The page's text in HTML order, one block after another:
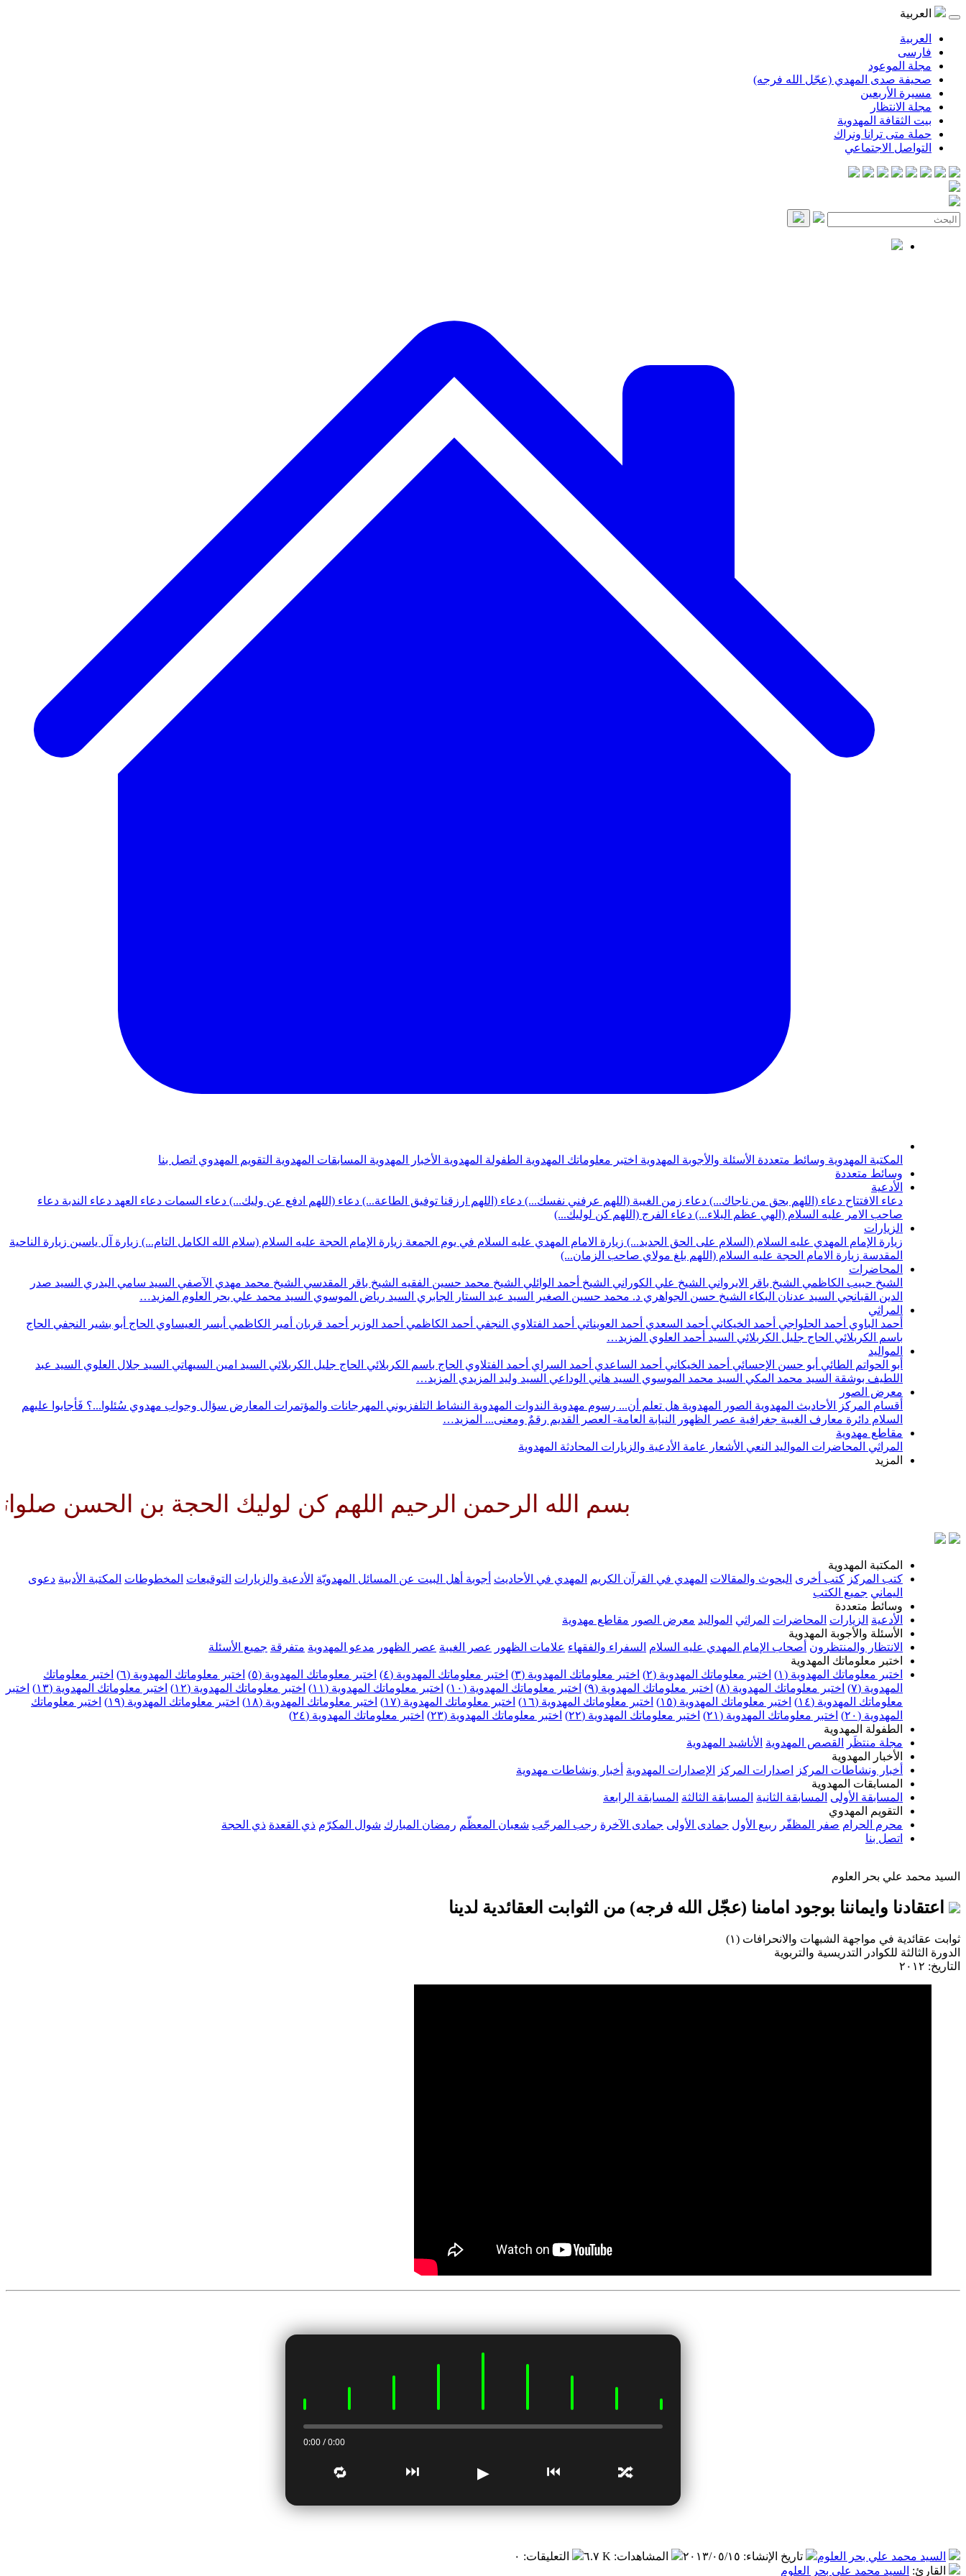
العربية
العربية
فارسی
مجلة الموعود
صحيفة صدى المهدي (عجّل الله فرجه)
مسيرة الأربعين
مجلة الانتظار
بيت الثقافة المهدوية
حملة متى ترانا ونراك
التواصل الاجتماعي
المكتبة المهدوية وسائط متعددة الأسئلة والأجوبة المهدوية اختبر معلوماتك المهدوية الطفولة المهدوية الأخبار المهدوية المسابقات المهدوية التقويم المهدوي اتصل بنا
وسائط متعددة
الأدعية
دعاء الافتتاح دعاء (اللهم بحق من ناجاك...) دعاء زمن الغيبة (اللهم عرفني نفسك...) دعاء (اللهم ارزقنا توفيق الطاعة...) دعاء (اللهم ادفع عن وليك...) دعاء السمات دعاء العهد دعاء الندبة دعاء
صاحب الامر عليه السلام (الهي عظم البلاء...) دعاء الفرج (اللهم كن لوليك...)
الزيارات
زيارة الإمام المهدي عليه السلام (السلام على الحق الجديد...) زيارة الامام المهدي عليه السلام في يوم الجمعة زيارة الإمام الحجة عليه السلام (سلام الله الكامل التام...) زيارة آل ياسين زيارة الناحية
المقدسة زيارة الامام الحجة عليه السلام (اللهم بلغ مولاي صاحب الزمان...)
المحاضرات
الشيخ حبيب الكاظمي الشيخ باقر الايرواني الشيخ علي الكوراني الشيخ أحمد الوائلي الشيخ محمد حسين الفقيه الشيخ باقر المقدسي الشيخ محمد مهدي الآصفي السيد سامي البدري السيد صدر
الدين القبانجي السيد عدنان البكاء الشيخ حسن الجواهري د. محمد حسين الصغير السيد عبد الستار الجابري السيد رياض الموسوي السيد محمد علي بحر العلوم المزيد…
المراثي
أحمد الباوي أحمد الحلواجي أحمد الخيكاني أحمد السعدي أحمد العويناتي أحمد الفتلاوي النجفي أحمد الكاظمي أحمد الوزير أحمد قربان أمير الكاظمي أيسر العيساوي الحاج أبو بشير النجفي الحاج
باسم الكربلائي الحاج جليل الكربلائي السيد أحمد العلوي المزيد…
المواليد
أبو الحواتم الطائي أبو حسن الإحسائي أحمد الخيكاني أحمد الساعدي أحمد السراي أحمد الفتلاوي الحاج باسم الكربلائي الحاج جليل الكربلائي السيد امين السيهاتي السيد جلال العلوي السيد عبد
اللطيف بوشقة السيد محمد المكي السيد محمد الموسوي السيد هاني الوداعي السيد وليد المزيدي المزيد…
معرض الصور
أقسام المركز
الأحاديث المهدوية الصور المهدوية هل تعلم أن... رسوم مهدوية الندوات المهدوية النشاط التلفزيوني المهرجانات والمؤتمرات المعارض سؤال وجواب مهدوي سُئلوا...؟ فَأجابوا عليهم
السلام دائرة معارف الغيبة جغرافية عصر الظهور النيابة العامة- العصر القديم رقمٌ ومعنى... المزيد…
مقاطع مهدوية
المراثي المحاضرات المواليد النعي الأشعار عامة الأدعية والزيارات المحادثة المهدوية
المزيد
بسم الله الرحمن الرحيم اللهم كن لوليك الحجة بن الحسن صلواتك عليه
المكتبة المهدوية
كتب المركز كتب أخرى البحوث والمقالات المهدي في القرآن الكريم المهدي في الأحاديث أجوبة أهل البيت عن المسائل المهدويّة الأدعية والزيارات التوقيعات المخطوطات المكتبة الأدبية دعوى
اليماني جميع الكتب
وسائط متعددة
الأدعية الزيارات المحاضرات المراثي المواليد معرض الصور مقاطع مهدوية
الأسئلة والأجوبة المهدوية
الانتظار والمنتظرون أصحاب الإمام المهدي عليه السلام السفراء والفقهاء علامات الظهور عصر الغيبة عصر الظهور مدعو المهدوية متفرقة جميع الأسئلة
اختبر معلوماتك المهدوية
اختبر معلوماتك المهدوية (١)
اختبر معلوماتك المهدوية (٢) اختبر معلوماتك المهدوية (٣) اختبر معلوماتك المهدوية (٤) اختبر معلوماتك المهدوية (٥) اختبر معلوماتك المهدوية (٦)
اختبر معلوماتك
المهدوية (٧)
اختبر معلوماتك المهدوية (٨) اختبر معلوماتك المهدوية (٩) اختبر معلوماتك المهدوية (١٠) اختبر معلوماتك المهدوية (١١) اختبر معلوماتك المهدوية (١٢) اختبر معلوماتك المهدوية (١٣)
اختبر
معلوماتك المهدوية (١٤)
اختبر معلوماتك المهدوية (١٥) اختبر معلوماتك المهدوية (١٦) اختبر معلوماتك المهدوية (١٧) اختبر معلوماتك المهدوية (١٨) اختبر معلوماتك المهدوية (١٩)
اختبر معلوماتك
المهدوية (٢٠)
اختبر معلوماتك المهدوية (٢١) اختبر معلوماتك المهدوية (٢٢) اختبر معلوماتك المهدوية (٢٣)
اختبر معلوماتك المهدوية (٢٤)
الطفولة المهدوية
مجلة منتظَر
القصص المهدوية الأناشيد المهدوية
الأخبار المهدوية
أخبار ونشاطات المركز
اصدارات المركز الإصدارات المهدوية أخبار ونشاطات مهدوية
المسابقات المهدوية
المسابقة الأولى المسابقة الثانية المسابقة الثالثة المسابقة الرابعة
التقويم المهدوي
محرم الحرام صفر المظفّر ربيع الأول جمادى الأولى جمادى الآخرة رجب المرجّب شعبان المعظّم رمضان المبارك شوال المكرّم ذي القعدة ذي الحجة
اتصل بنا
السيد محمد علي بحر العلوم
اعتقادنا وايماننا بوجود امامنا (عجّل الله فرجه) من الثوابت العقائدية لدينا
ثوابت عقائدية في مواجهة الشبهات والانحرافات (١)
الدورة الثالثة للكوادر التدريسية والتربوية
التاريخ: ٢٠١٢
0:00 / 0:00
🔀
⏮
▶
⏭
🔁
السيد محمد علي بحر العلوم تاريخ الإنشاء: ٢٠١٣/٠٥/١٥ المشاهدات: ٦.٧ K التعليقات: ٠
القارئ: السيد محمد علي بحر العلوم